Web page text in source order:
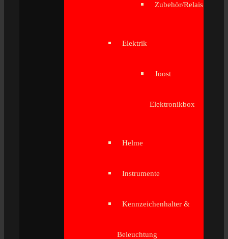
Zubehör/Relais
Elektrik
Joost
Elektronikbox
Helme
Instrumente
Kennzeichenhalter &
Beleuchtung